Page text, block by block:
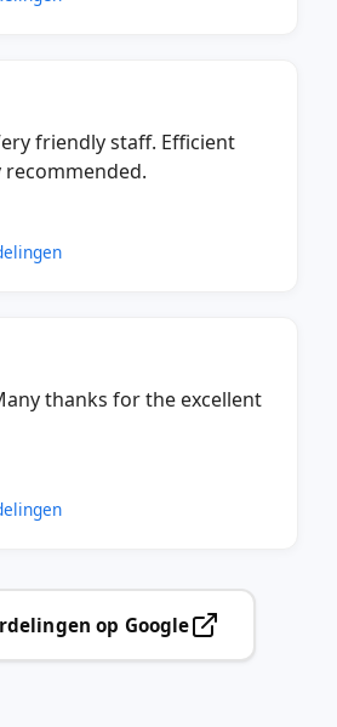
friendly staff. Efficient
thanks for the excellent
op Google